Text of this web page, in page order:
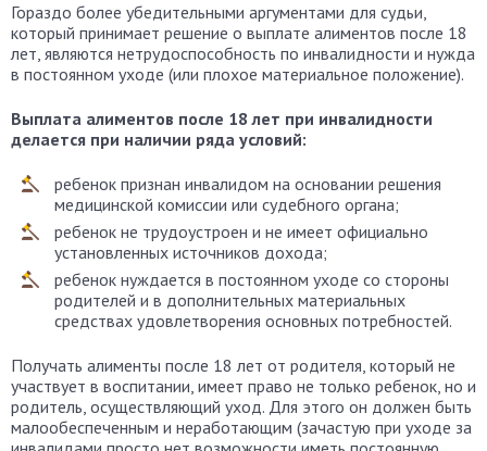
Гораздо более убедительными аргументами для судьи,
который принимает решение о выплате алиментов после 18
лет, являются нетрудоспособность по инвалидности и нужда
в постоянном уходе (или плохое материальное положение).
Выплата алиментов после 18 лет при инвалидности
делается при наличии ряда условий:
ребенок признан инвалидом на основании решения
медицинской комиссии или судебного органа;
ребенок не трудоустроен и не имеет официально
установленных источников дохода;
ребенок нуждается в постоянном уходе со стороны
родителей и в дополнительных материальных
средствах удовлетворения основных потребностей.
Получать алименты после 18 лет от родителя, который не
участвует в воспитании, имеет право не только ребенок, но и
родитель, осуществляющий уход. Для этого он должен быть
малообеспеченным и неработающим (зачастую при уходе за